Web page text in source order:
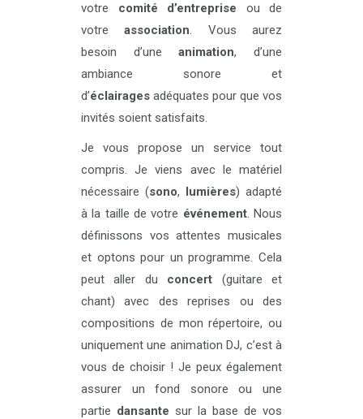
votre comité d’entreprise ou de
votreassociation. Vous aurez
besoin d’uneanimation, d’une
ambiance sonore et
d’éclairages adéquates pour que vos
invités soient satisfaits.
Je vous propose un service tout
compris. Je viens avec le matériel
nécessaire (sono, lumières) adapté
à la taille de votre événement. Nous
définissons vos attentes musicales
et optons pour un programme. Cela
peut aller du concert (guitare et
chant) avec des reprises ou des
compositions de mon répertoire, ou
uniquement une animation DJ, c’est à
vous de choisir ! Je peux également
assurer un fond sonore ou une
partie dansante sur la base de vos